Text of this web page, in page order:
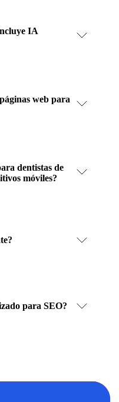
IA
web para
dentistas de
móviles?
para SEO?